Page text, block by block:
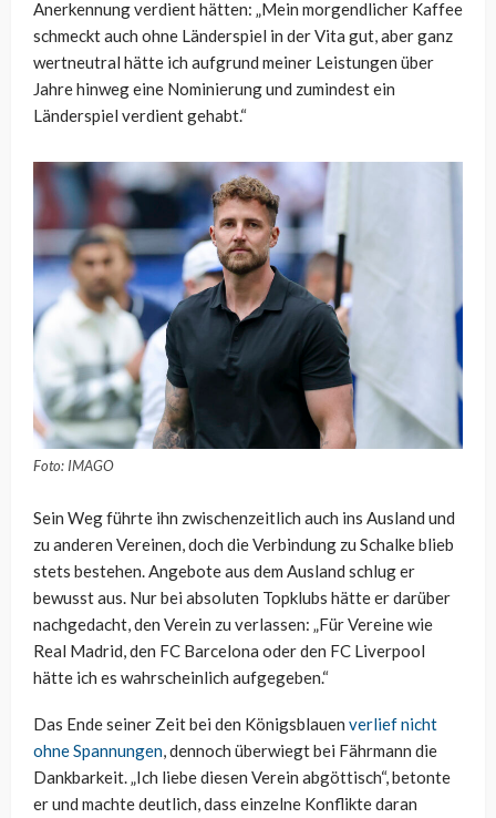
Anerkennung verdient hätten: „Mein morgendlicher Kaffee
schmeckt auch ohne Länderspiel in der Vita gut, aber ganz
wertneutral hätte ich aufgrund meiner Leistungen über
Jahre hinweg eine Nominierung und zumindest ein
Länderspiel verdient gehabt.“
Foto: IMAGO
Sein Weg führte ihn zwischenzeitlich auch ins Ausland und
zu anderen Vereinen, doch die Verbindung zu Schalke blieb
stets bestehen. Angebote aus dem Ausland schlug er
bewusst aus. Nur bei absoluten Topklubs hätte er darüber
nachgedacht, den Verein zu verlassen: „Für Vereine wie
Real Madrid, den FC Barcelona oder den FC Liverpool
hätte ich es wahrscheinlich aufgegeben.“
Das Ende seiner Zeit bei den Königsblauen verlief nicht
ohne Spannungen, dennoch überwiegt bei Fährmann die
Dankbarkeit. „Ich liebe diesen Verein abgöttisch“, betonte
er und machte deutlich, dass einzelne Konflikte daran